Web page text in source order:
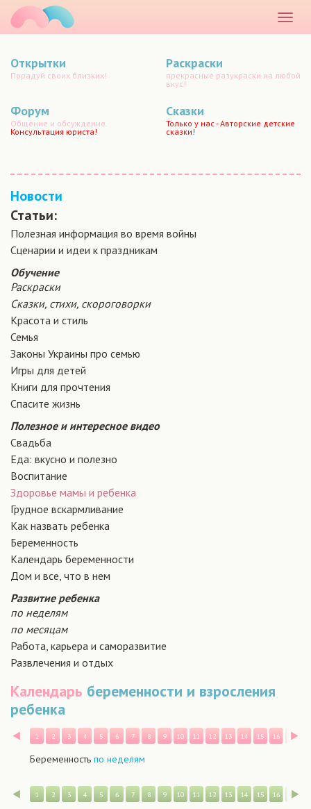
меню
Открытки
Порадуй своих близких!
Раскраски
прекрасные разукраски на любой
вкус!
Форум
Общение и обсуждение.
Консультация юриста!
Сказки
Только у нас - Авторские детские
сказки!
Новости
Статьи:
Полезная информация во время войны
Сценарии и идеи к праздникам
Обучение
Раскраски
Сказки, стихи, скороговорки
Красота и стиль
Семья
Законы Украины про семью
Игры для детей
Книги для прочтения
Спасите жизнь
Полезное и интересное видео
Свадьба
Еда: вкусно и полезно
Воспитание
Здоровье мамы и ребенка
Грудное вскармливание
Как назвать ребенка
Беременность
Календарь беременности
Дом и все, что в нем
Развитие ребенка
по неделям
по месяцам
Работа, карьера и саморазвитие
Развлечения и отдых
Календарь беременности и взросления
ребенка
Назад
1 2 3 4 5 6 7 8 9 10 11 12 13 14 15 16 17
Беременность по неделям
Назад
1 2 3 4 5 6 7 8 9 10 11 12 13 14 15 16 17